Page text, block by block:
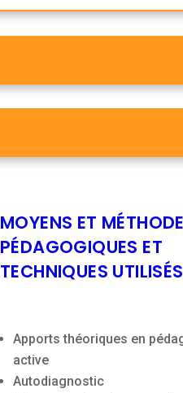
MOYENS ET
PÉDAGOGIQUES ET
TECHNIQUES UTILISÉS
Apports théoriques en
active
Autodiagnostic